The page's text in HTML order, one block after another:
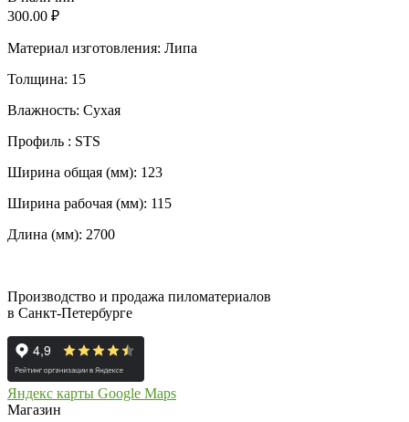
300.00 ₽
Материал изготовления: Липа
Толщина: 15
Влажность: Сухая
Профиль : STS
Ширина общая (мм): 123
Ширина рабочая (мм): 115
Длина (мм): 2700
Производство и продажа пиломатериалов
в Санкт-Петербурге
Яндекс карты Google Maps
Магазин